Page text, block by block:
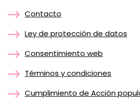
Contacto
Ley de protección de datos
Consentimiento web
Términos y condiciones
Cumplimiento de Acción